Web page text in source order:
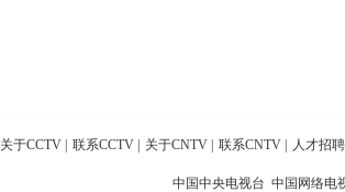
关于CCTV 联系CCTV 关于CNTV 联系CNTV 人才招聘
中国中央电视台 中国网络电